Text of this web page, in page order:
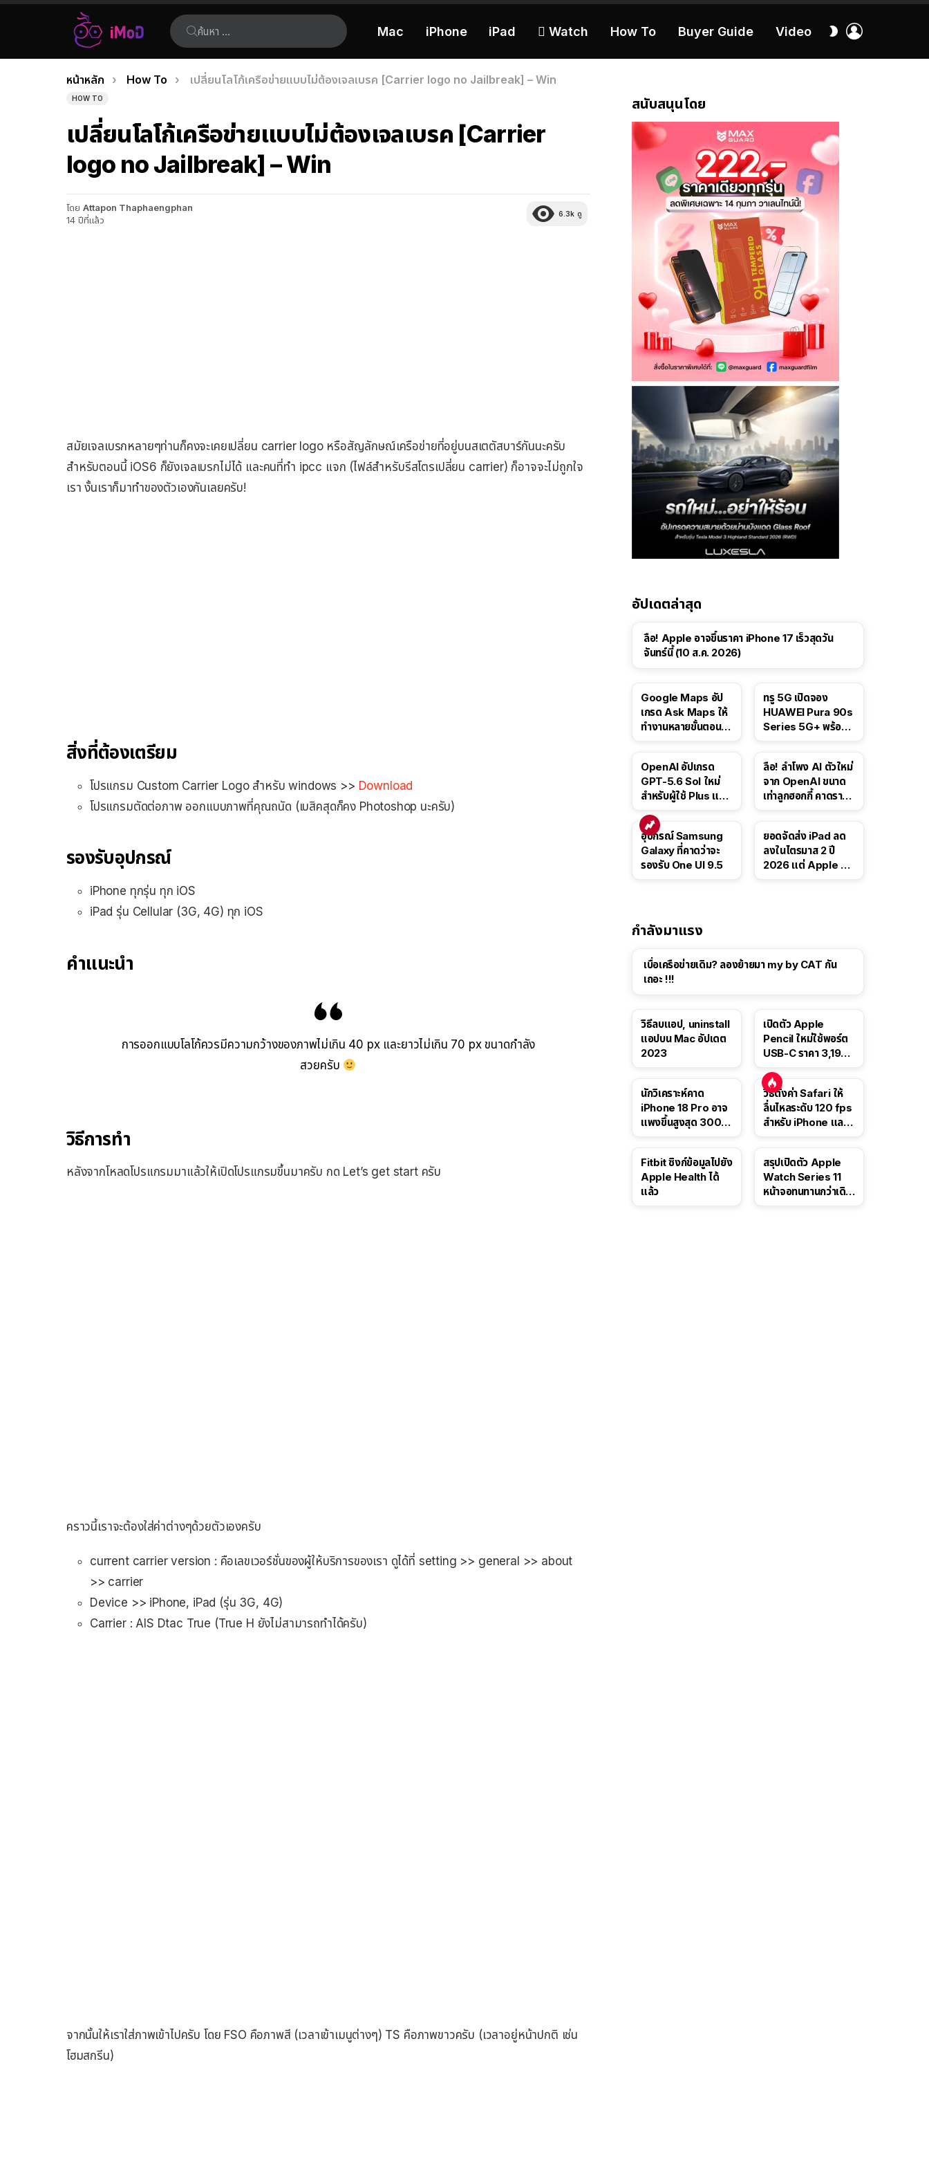
ค้นหา:
Mac iPhone iPad  Watch How To Buyer Guide Video
สลับ
เรื่อง
ล่าสุด
คุณอยู่ที่นี่:
หน้าหลัก How To เปลี่ยนโลโก้เครือข่ายแบบไม่ต้องเจลเบรค [Carrier logo no Jailbreak] – Win
HOW TO
เปลี่ยนโลโก้เครือข่ายแบบไม่ต้องเจลเบรค [Carrier
logo no Jailbreak] – Win
โดย Attapon Thaphaengphan
14 ปีที่แล้ว
6.3k ดู
สมัยเจลเบรกหลายๆท่านก็คงจะเคยเปลี่ยน carrier logo หรือสัญลักษณ์เครือข่ายที่อยู่บนสเตตัสบาร์กันนะครับ
สำหรับตอนนี้ iOS6 ก็ยังเจลเบรกไม่ได้ และคนที่ทำ ipcc แจก (ไฟล์สำหรับรีสโตรเปลี่ยน carrier) ก็อาจจะไม่ถูกใจ
เรา งั้นเราก็มาทำของตัวเองกันเลยครับ!
สิ่งที่ต้องเตรียม
โปรแกรม Custom Carrier Logo สำหรับ windows >> Download
โปรแกรมตัดต่อภาพ ออกแบบภาพที่คุณถนัด (เบสิคสุดก็คง Photoshop นะครับ)
รองรับอุปกรณ์
iPhone ทุกรุ่น ทุก iOS
iPad รุ่น Cellular (3G, 4G) ทุก iOS
คำแนะนำ
การออกแบบโลโก้ควรมีความกว้างของภาพไม่เกิน 40 px และยาวไม่เกิน 70 px ขนาดกำลัง
สวยครับ
วิธีการทำ
หลังจากโหลดโปรแกรมมาแล้วให้เปิดโปรแกรมขึ้นมาครับ กด Let’s get start ครับ
คราวนี้เราจะต้องใส่ค่าต่างๆด้วยตัวเองครับ
current carrier version : คือเลขเวอร์ชั่นของผู้ให้บริการของเรา ดูได้ที่ setting >> general >> about
>> carrier
Device >> iPhone, iPad (รุ่น 3G, 4G)
Carrier : AIS Dtac True (True H ยังไม่สามารถทำได้ครับ)
จากนั้นให้เราใส่ภาพเข้าไปครับ โดย FSO คือภาพสี (เวลาเข้าเมนูต่างๆ) TS คือภาพขาวครับ (เวลาอยู่หน้าปกติ เช่น
โฮมสกรีน)
สนับสนุนโดย
อัปเดตล่าสุด
ลือ! Apple อาจขึ้นราคา iPhone 17 เร็วสุดวัน
จันทร์นี้ (10 ส.ค. 2026)
Google Maps อัป
เกรด Ask Maps ให้
ทำงานหลายขั้นตอนได้
สาธารณะ
ทรู 5G เปิดจอง
HUAWEI Pura 90s
Series 5G+ พร้อม
OpenAI อัปเกรด
GPT-5.6 Sol ใหม่
สำหรับผู้ใช้ Plus และ
5.6 Luna ให้ผู้ใช้ฟรี
ลือ! ลำโพง AI ตัวใหม่
จาก OpenAI ขนาด
เท่าลูกฮอกกี้ คาดราคา
อุปกรณ์ Samsung
Galaxy ที่คาดว่าจะ
รองรับ One UI 9.5
ยอดจัดส่ง iPad ลด
ลงในไตรมาส 2 ปี
2026 แต่ Apple ยัง
กำลังมาแรง
เบื่อเครือข่ายเดิม? ลองย้ายมา my by CAT กัน
เถอะ !!!
วิธีลบแอป, uninstall
แอปบน Mac อัปเดต
2023
เปิดตัว Apple
Pencil ใหม่ใช้พอร์ต
USB-C ราคา 3,190
นี้
นักวิเคราะห์คาด
iPhone 18 Pro อาจ
แพงขึ้นสูงสุด 300
วิธีตั้งค่า Safari ให้
ลื่นไหลระดับ 120 fps
สำหรับ iPhone และ
Fitbit ซิงก์ข้อมูลไปยัง
Apple Health ได้
แล้ว
สรุปเปิดตัว Apple
Watch Series 11
หน้าจอทนทานกว่าเดิม